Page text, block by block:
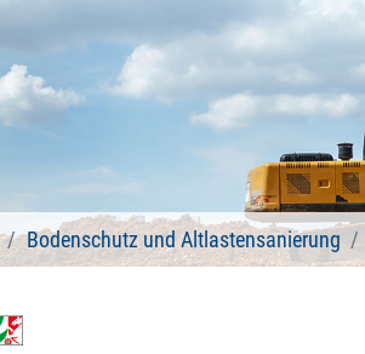
Bodenschutz und Altlastensanierung